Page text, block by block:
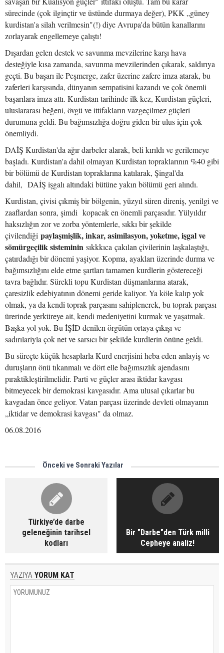
sürecinde (çok ilginçtir ve üstünde durmaya değer), PKK „güney
kurdistan'a silah verilmesin"(!) diye Avrupa'da bütün kanallarını
zorlayarak engellemeye çalıştı!
Dışardan gelen destek ve savunma mevzilerine karşı hava
desteğiyle kısa zamanda, savunma mevzilerinden çıkarak, saldırıya
geçti. Bu başarı ile Peşmerge, zafer üzerine zafere imza atarak, bu
zaferleri karşısında, dünyanın sempatisini kazandı ve çok önemli
başarılara imza attı. Kurdistan tarihinde ilk kez, Kurdistan güçleri,
uluslararası beğeni, övgü ve ittifakların vazgeçilmez güçleri
durumuna geldi. Bu bağımsızlığa doğru giden bir ulus için çok
önemliydi.
DAİŞ Kurdistan'da ağır darbeler alarak, beli kırıldı ve gerilemeye
başladı. Kurdistan'a dahil olmayan Kurdistan topraklarının %40 gibi
bir bölümü de Kurdistan topraklarına katılarak, Şingal'da
dahil, DAİŞ işgalı altındaki bütüne yakın bölümü geri alındı.
Kurdistan, çivisi çıkmiş bir bölgenin, yüzyıl süren direniş, yenilgi ve
zaaflardan sonra, şimdi kopacak en önemli parçasıdır. Yülyıldır
haksızlığın zor ve zorba yöntemlerle, sıkkı bir şekilde
çivilendiği paylaşmişlik, inkar, asimilasyon, yoketme, işgal ve
sömürgeçilik sisteminin sıkkkıca çakılan çivilerinin laşkalaştığı,
çatırdadığı bir dönemi yaşiyor. Kopma, ayakları üzerinde durma ve
bağımsızlığını elde etme şartları tamamen kurdlerin göstereceği
tavra bağlıdır. Sürekli topu Kurdistan düşmanlarına atarak,
çaresizlik edebiyatının dönemi geride kaliyor. Ya köle kalıp yok
olmak, ya da kendi toprak parçasını sahiplenerek, bu toprak parçası
ürerinde yerküreye ait, kendi medeniyetini kurmak ve yaşatmak.
Başka yol yok. Bu İŞİD denilen örgütün ortaya çıkışı ve
sadırılariyla çok net ve sarsıcı bir şekilde kurdlerin önüne geldi.
Bu süreçte küçük hesaplarla Kurd enerjisini heba eden anlayiş ve
duruşların önü tıkanmalı ve dört elle bağımsızlık ajendasını
pıraktikleştirilmelidir. Parti ve güçler arası iktidar kavgası
bitmeyecek bir demokrasi kavgasıdır. Ama ulusal çıkarlar bu
kavgadan önce geliyor. Vatan parçası üzerinde devleti olmayanın
„iktidar ve demokrasi kavgası" da olmaz.
06.08.2016
Önceki ve Sonraki Yazılar
Türkiye’de darbe
geleneğinin tarihsel
kodları
Bir "Darbe"den Türk milli
Cepheye analiz!
YAZIYA YORUM KAT